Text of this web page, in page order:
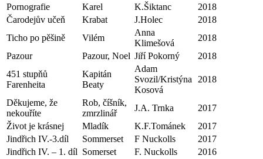
Pornografie
Karel K.Šiktanc
2018
Čarodejův učeň
Krabat J.Holec
2018
Ticho po pěšině
Vilém
Anna
Klimešová
2018
Pazour
Pazour, Noel Jiří Pokorný
2018
451 stupňů
Farenheita
Kapitán
Beaty
Adam
Svozil/Kristýna
Kosová
2018
Děkujeme, že
nekouříte
Rob, číšník,
zmrzlinář
J.A. Trnka
2017
Život je krásnej
Mladík K.F.Tománek
2017
Jindřich IV.-3.díl
Sommerset F Nuckolls
2017
Jindřich IV. – 1. díl Somerset F. Nuckolls
2016